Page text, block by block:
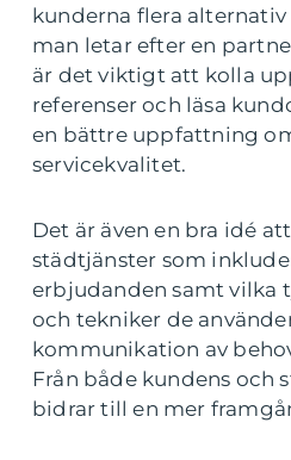
kunderna flera
man letar efter en
är det viktigt att kolla
referenser och läsa
en bättre uppfattning
servicekvalitet.
Det är även en bra idé
städtjänster som
erbjudanden samt vilka
och tekniker de
kommunikation av
Från både kundens och
bidrar till en mer